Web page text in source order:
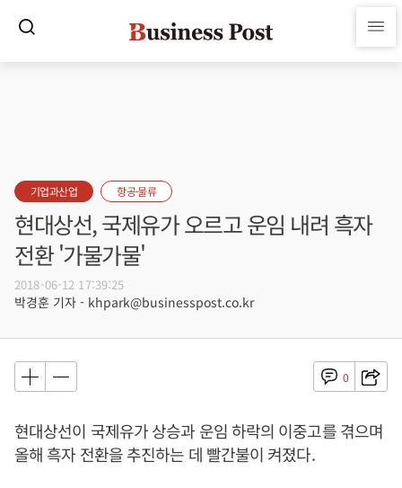
기업과산업 항공·물류
현대상선, 국제유가 오르고 운임 내려 흑자
전환 '가물가물'
2018-06-12 17:39:25
박경훈 기자 - khpark@businesspost.co.kr
0
현대상선이 국제유가 상승과 운임 하락의 이중고를 겪으며
올해 흑자 전환을 추진하는 데 빨간불이 켜졌다.